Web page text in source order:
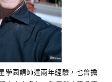
學園講師達兩年經驗，也曾擔